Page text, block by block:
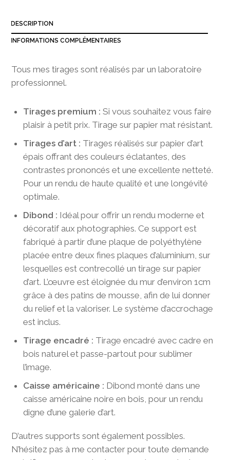
0
0
DESCRIPTION
INFORMATIONS COMPLÉMENTAIRES
Tous mes tirages sont réalisés par un laboratoire
professionnel.
Tirages premium : Si vous souhaitez vous faire
plaisir à petit prix. Tirage sur papier mat résistant.
Tirages d’art : Tirages réalisés sur papier d’art
épais offrant des couleurs éclatantes, des
contrastes prononcés et une excellente netteté.
Pour un rendu de haute qualité et une longévité
optimale.
Dibond : Idéal pour offrir un rendu moderne et
décoratif aux photographies. Ce support est
fabriqué à partir d’une plaque de polyéthylène
placée entre deux fines plaques d’aluminium, sur
lesquelles est contrecollé un tirage sur papier
d’art. L’œuvre est éloignée du mur d’environ 1cm
grâce à des patins de mousse, afin de lui donner
du relief et la valoriser. Le système d’accrochage
est inclus.
Tirage encadré : Tirage encadré avec cadre en
bois naturel et passe-partout pour sublimer
l’image.
Caisse américaine : Dibond monté dans une
caisse américaine noire en bois, pour un rendu
digne d’une galerie d’art.
D’autres supports sont également possibles.
N’hésitez pas à me contacter pour toute demande